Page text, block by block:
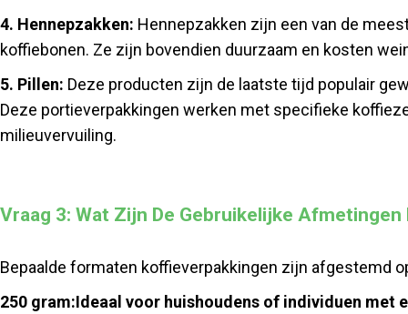
4. Hennepzakken: Hennepzakken zijn een van de
koffiebonen. Ze zijn bovendien duurzaam en kosten
5. Pillen: Deze producten zijn de laatste tijd populair
Deze portieverpakkingen werken met specifieke
milieuvervuiling.
Vraag 3: Wat Zijn De Gebruikelijke Afmetingen
Bepaalde formaten koffieverpakkingen zijn afgestemd
250 gram:Ideaal voor huishoudens of individuen met